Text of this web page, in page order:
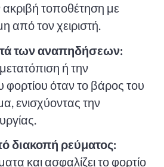
ακριβή τοποθέτηση με
από τον χειριστή.
των αναπηδήσεων:
ή την
όταν το βάρος του
ενισχύοντας την
διακοπή ρεύματος:
και ασφαλίζει το φορτίο